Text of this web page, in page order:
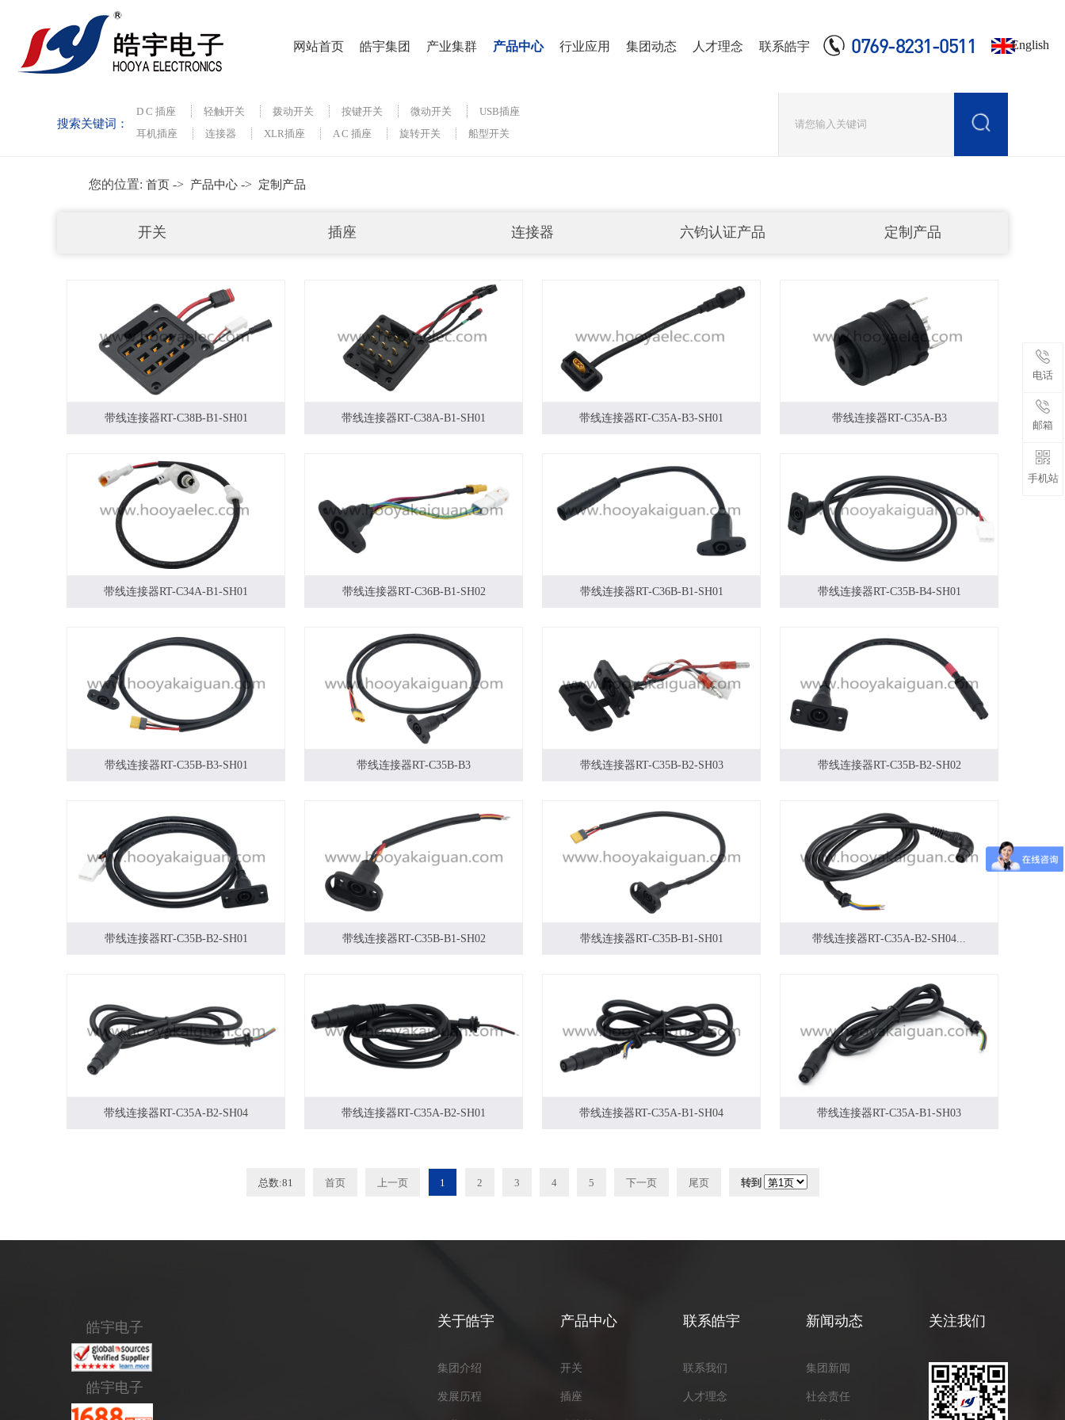
English
0769-8231-0511
网站首页 皓宇集团 产业集群 产品中心 行业应用 集团动态 人才理念 联系皓宇
搜索关键词：
D C 插座 轻触开关 拨动开关 按键开关 微动开关
USB插座
耳机插座
连接器 XLR插座 A C 插座 旋转开关 船型开关
开关 插座 连接器 六钧认证产品 定制产品
您的位置: 首页 -> 产品中心 -> 定制产品
带线连接器RT-C38B-B1-SH01 带线连接器RT-C38A-B1-SH01 带线连接器RT-C35A-B3-SH01 带线连接器RT-C35A-B3
带线连接器RT-C34A-B1-SH01 带线连接器RT-C36B-B1-SH02 带线连接器RT-C36B-B1-SH01 带线连接器RT-C35B-B4-SH01
带线连接器RT-C35B-B3-SH01 带线连接器RT-C35B-B3 带线连接器RT-C35B-B2-SH03 带线连接器RT-C35B-B2-SH02
带线连接器RT-C35B-B2-SH01 带线连接器RT-C35B-B1-SH02 带线连接器RT-C35B-B1-SH01 带线连接器RT-C35A-B2-SH04...
带线连接器RT-C35A-B2-SH04 带线连接器RT-C35A-B2-SH01 带线连接器RT-C35A-B1-SH04 带线连接器RT-C35A-B1-SH03
总数:81 首页 上一页 1 2 3 4 5 下一页 尾页 转到
皓宇电子
皓宇电子
关于皓宇
集团介绍
发展历程
产品中心
开关
插座
联系皓宇
联系我们
人才理念
新闻动态
集团新闻
社会责任
关注我们
电话
邮箱
手机站